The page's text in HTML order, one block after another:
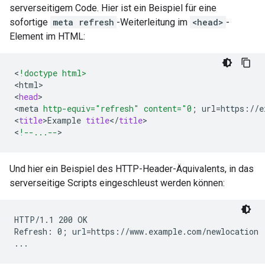
serverseitigem Code. Hier ist ein Beispiel für eine
sofortige meta refresh -Weiterleitung im <head> -
Element im HTML:
< !doctype html>
<html>
<head>
<meta http-equiv="refresh" content="0 ; url=https : //
<title>Example title</title>
< !--...-->
Und hier ein Beispiel des HTTP-Header-Äquivalents, in das
serverseitige Scripts eingeschleust werden können:
HTTP/1.1 200 OK
Refresh: 0; url=https://www.example.com/newlocation
...